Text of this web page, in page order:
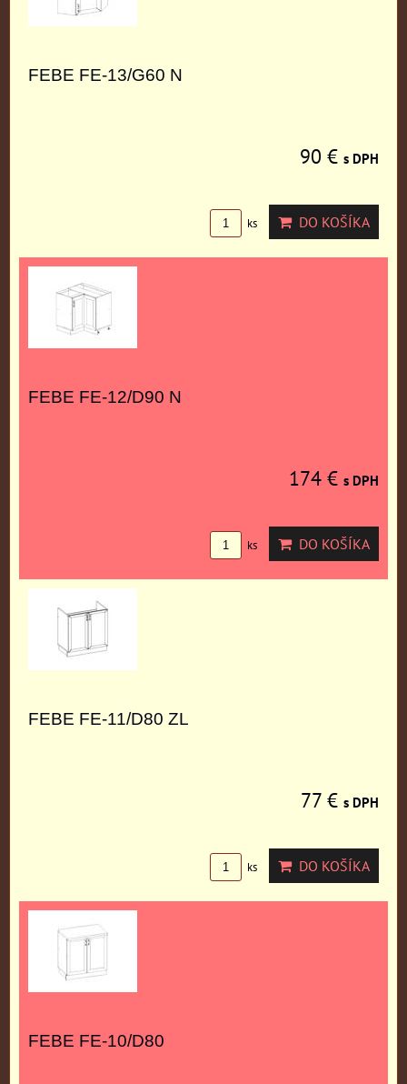
FEBE FE-13/G60 N
90 € s DPH
ks DO KOŠÍKA
FEBE FE-12/D90 N
174 € s DPH
ks DO KOŠÍKA
FEBE FE-11/D80 ZL
77 € s DPH
ks DO KOŠÍKA
FEBE FE-10/D80